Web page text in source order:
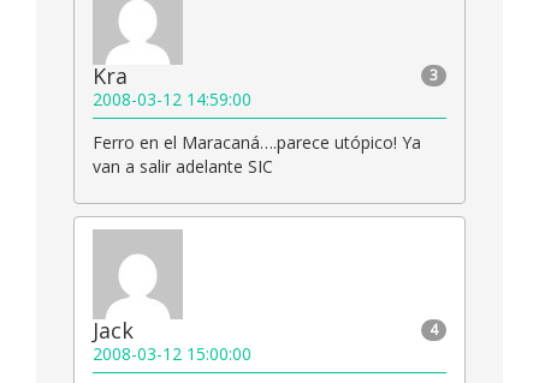
3
Kra
2008-03-12 14:59:00
Ferro en el Maracaná….parece utópico! Ya
van a salir adelante SIC
4
Jack
2008-03-12 15:00:00